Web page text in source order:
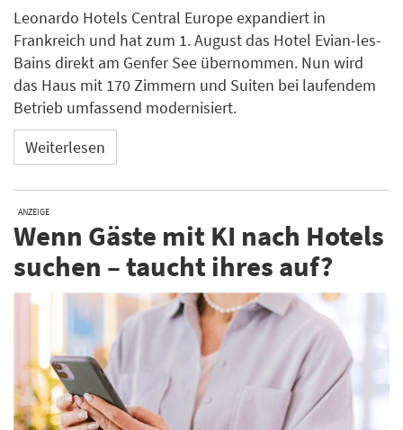
Leonardo Hotels Central Europe expandiert in
Frankreich und hat zum 1. August das Hotel Evian-les-
Bains direkt am Genfer See übernommen. Nun wird
das Haus mit 170 Zimmern und Suiten bei laufendem
Betrieb umfassend modernisiert.
Weiterlesen
ANZEIGE
Wenn Gäste mit KI nach Hotels
suchen – taucht ihres auf?